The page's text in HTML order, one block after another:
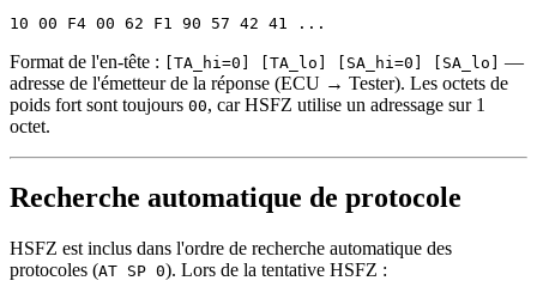
Format de l'en-tête : [TA_hi=0] [TA_lo] [SA_hi=0] [SA_lo] —
adresse de l'émetteur de la réponse (ECU → Tester). Les octets de
poids fort sont toujours 00, car HSFZ utilise un adressage sur 1
octet.
Recherche automatique de protocole
HSFZ est inclus dans l'ordre de recherche automatique des
protocoles (AT SP 0). Lors de la tentative HSFZ :